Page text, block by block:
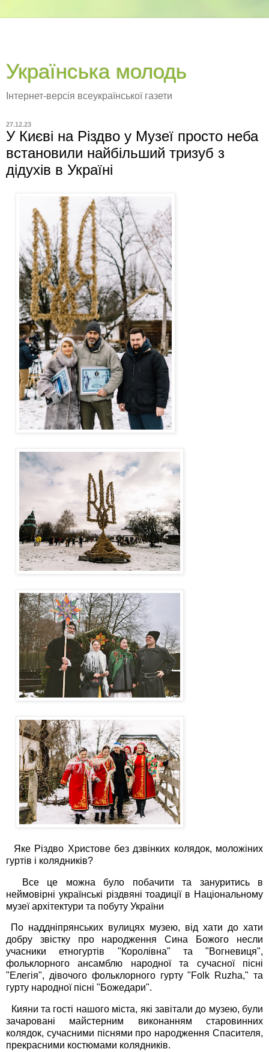
Українська молодь
Інтернет-версія всеукраїнської газети
27.12.23
У Києві на Різдво у Музеї просто неба
встановили найбільший тризуб з
дідухів в Україні
Яке Різдво Христове без дзвінких колядок, моложіних
гуртів і колядників?
Все це можна було побачити та зануритись в
неймовірні українські різдвяні тоадиції в Національному
музеї архітектури та побуту України
По наддніпрянських вулицях музею, від хати до хати
добру звістку про народження Сина Божого несли
учасники етногуртів "Королівна" та "Вогневиця",
фольклорного ансамблю народної та сучасної пісні
"Елегія", дівочого фольклорного гурту "Folk Ruzha," та
гурту народної пісні "Божедари".
Кияни та гості нашого міста, які завітали до музею, були
зачаровані майстерним виконанням старовинних
колядок, сучасними піснями про народження Спасителя,
прекрасними костюмами колядників.